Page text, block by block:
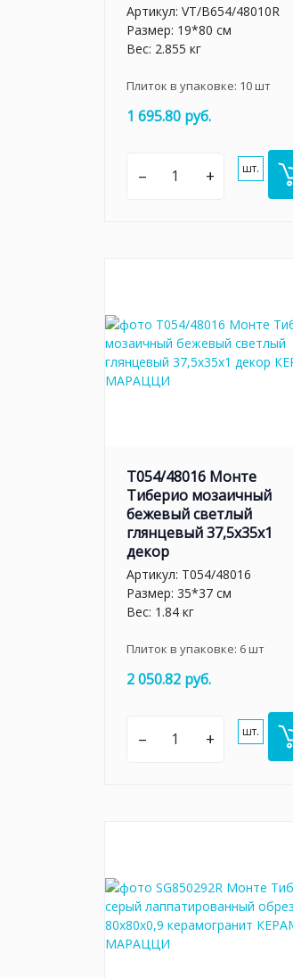
Артикул: VT/B654/48010R
Размер: 19*80 см
Вес: 2.855 кг
Плиток в упаковке: 10шт
1 695.80 руб.
– + шт.
T054/48016 Монте
Тиберио мозаичный
бежевый светлый
глянцевый 37,5x35x1
декор
Артикул: T054/48016
Размер: 35*37 см
Вес: 1.84 кг
Плиток в упаковке: 6шт
2 050.82 руб.
– + шт.